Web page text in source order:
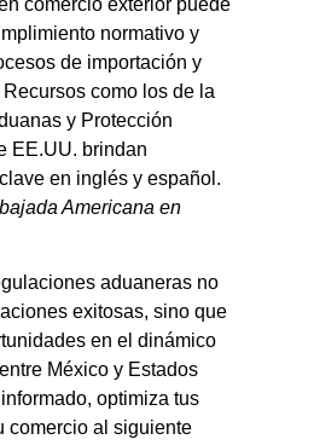
normativo y
de importación y
como los de la
y Protección
EE.UU. brindan
en inglés y español.
Americana en
aduaneras no
exitosas, sino que
en el dinámico
México y Estados
optimiza tus
comercio al siguiente